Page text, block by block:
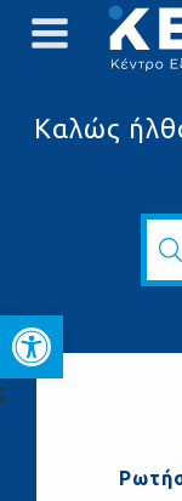
Ανοίξτε
Καλώς